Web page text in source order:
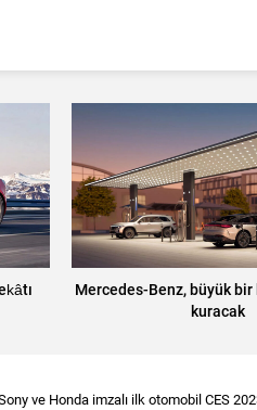
Mercedes-Benz, büyük bir
kuracak
ve Honda imzalı ilk otomobil CES